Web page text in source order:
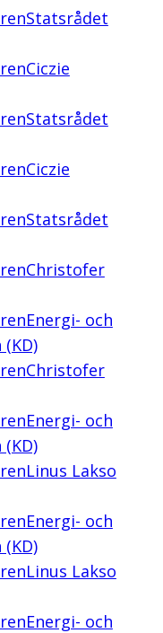
Statsrådet
Ciczie
Statsrådet
Ciczie
Statsrådet
Christofer
Energi- och
Christofer
Energi- och
Linus Lakso
Energi- och
Linus Lakso
Energi- och